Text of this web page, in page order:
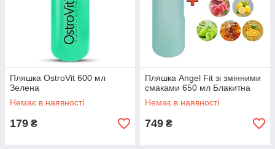
Пляшка OstroVit 600 мл
Зелена
Немає в наявності
179 ₴
Пляшка Angel Fit зі змінними
смаками 650 мл Блакитна
Немає в наявності
749 ₴